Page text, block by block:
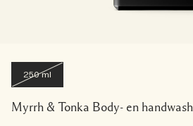
250 ml
Myrrh & Tonka Body- en handwash